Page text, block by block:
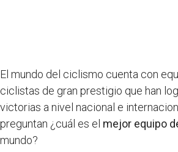
El mundo del ciclismo cuenta con
ciclistas de gran prestigio que han
victorias a nivel nacional e
preguntan ¿cuál es el mejor equipo
mundo?